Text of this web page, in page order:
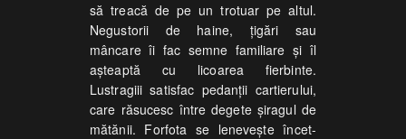
să treacă de pe un trotuar pe altul.
Negustorii de haine, ţigări sau
mâncare îi fac semne familiare şi îl
aşteaptă cu licoarea fierbinte.
Lustragiii satisfac pedanţii cartierului,
care răsucesc între degete şiragul de
mătănii. Forfota se leneveşte încet-